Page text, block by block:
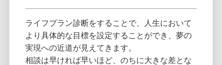
ライフプラン診断をすることで、人生において
より具体的な目標を設定することができ、夢の
実現への近道が見えてきます。
相談は早ければ早いほど、のちに大きな差とな